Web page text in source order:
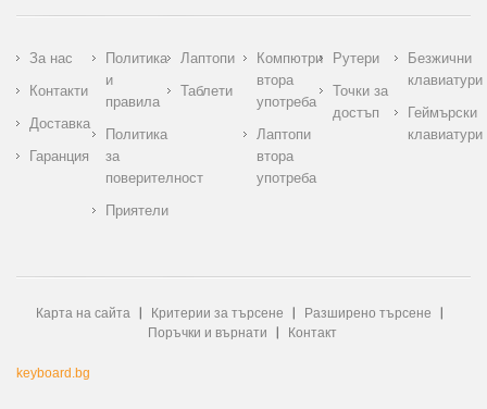
За нас
Контакти
Доставка
Гаранция
Политика
и
правила
Политика
за
поверителност
Приятели
Лаптопи
Таблети
Компютри
втора
употреба
Лаптопи
втора
употреба
Рутери
Точки за
достъп
Безжични
клавиатури
Геймърски
клавиатури
Карта на сайта Критерии за търсене
Разширено търсене
Поръчки и върнати
Контакт
keyboard.bg